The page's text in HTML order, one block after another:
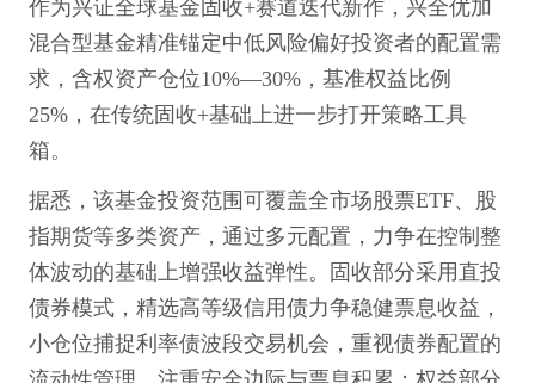
作为兴证全球基金固收+赛道迭代新作，兴全优加
混合型基金精准锚定中低风险偏好投资者的配置需
求，含权资产仓位10%—30%，基准权益比例
25%，在传统固收+基础上进一步打开策略工具
箱。
据悉，该基金投资范围可覆盖全市场股票ETF、股
指期货等多类资产，通过多元配置，力争在控制整
体波动的基础上增强收益弹性。固收部分采用直投
债券模式，精选高等级信用债力争稳健票息收益，
小仓位捕捉利率债波段交易机会，重视债券配置的